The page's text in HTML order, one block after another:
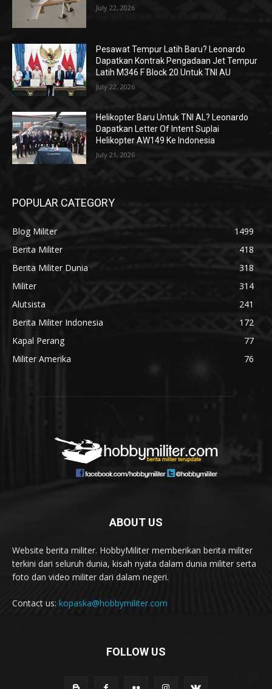
July 22, 2026
Pesawat Tempur Latih Baru? Leonardo
Dapatkan Kontrak Pengadaan Jet Tempur
Latih M346 F Block 20 Untuk TNI AU
July 22, 2026
Helikopter Baru Untuk TNI AL? Leonardo
Dapatkan Letter Of Intent Suplai
Helikopter AW149 Ke Indonesia
July 21, 2026
POPULAR CATEGORY
Blog Militer
1499
Berita Militer
418
Berita Militer Dunia
318
Militer
314
Alutsista
241
Berita Militer Indonesia
172
Kapal Perang
77
Militer Amerika
76
ABOUT US
Website berita militer. HobbyMiliter memberikan berita militer
terkini dari seluruh dunia, kisah nyata dalam dunia militer serta
foto dan video militer dari dalam negeri.
Contact us: kopaska@hobbymiliter.com
FOLLOW US